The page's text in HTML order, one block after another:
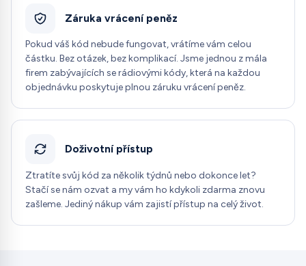
Záruka vrácení peněz
Pokud váš kód nebude fungovat, vrátíme vám celou
částku. Bez otázek, bez komplikací. Jsme jednou z mála
firem zabývajících se rádiovými kódy, která na každou
objednávku poskytuje plnou záruku vrácení peněz.
Doživotní přístup
Ztratíte svůj kód za několik týdnů nebo dokonce let?
Stačí se nám ozvat a my vám ho kdykoli zdarma znovu
zašleme. Jediný nákup vám zajistí přístup na celý život.